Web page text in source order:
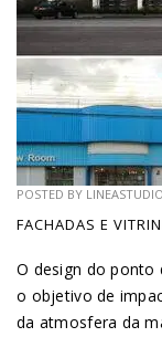
POSTED BY LINEASTUDIO
FACHADAS E
O design do ponto
o objetivo de
da atmosfera da